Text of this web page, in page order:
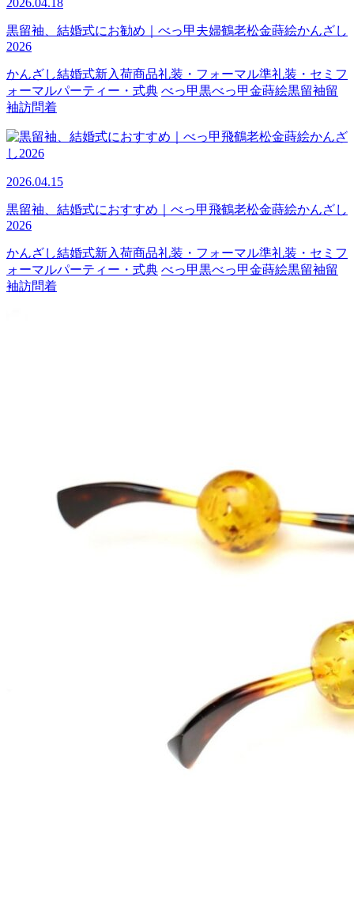
2026.04.18
黒留袖、結婚式にお勧め｜べっ甲夫婦鶴老松金蒔絵かんざし
2026
かんざし結婚式新入荷商品礼装・フォーマル準礼装・セミフ
ォーマルパーティー・式典 べっ甲黒べっ甲金蒔絵黒留袖留
袖訪問着
2026.04.15
黒留袖、結婚式におすすめ｜べっ甲飛鶴老松金蒔絵かんざし
2026
かんざし結婚式新入荷商品礼装・フォーマル準礼装・セミフ
ォーマルパーティー・式典 べっ甲黒べっ甲金蒔絵黒留袖留
袖訪問着